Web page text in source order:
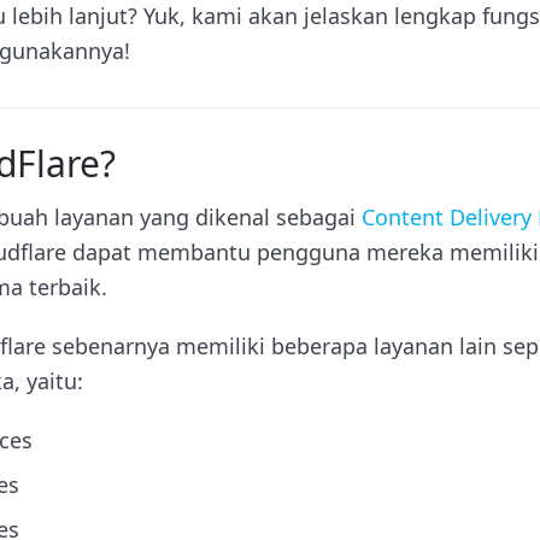
lebih lanjut? Yuk, kami akan jelaskan lengkap
layanan yang dikenal sebagai Content
dapat membantu pengguna mereka
terbaik.
sebenarnya memiliki beberapa layanan lain
yaitu: